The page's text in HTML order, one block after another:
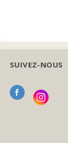
SUIVEZ-NOUS